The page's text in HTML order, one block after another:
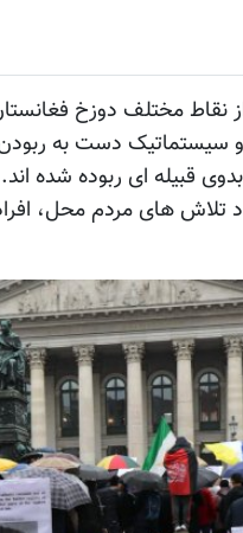
نقاط مختلف دوزخ
سیستماتیک دست به
های مردم محل، افراد